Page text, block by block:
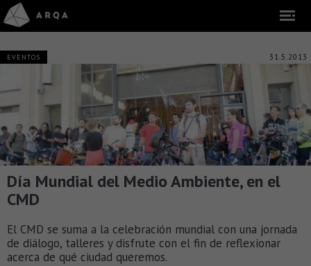
EVENTOS 31.5.2013
Día Mundial del Medio Ambiente, en el
CMD
El CMD se suma a la celebración mundial con una jornada
de diálogo, talleres y disfrute con el fin de reflexionar
acerca de qué ciudad queremos.